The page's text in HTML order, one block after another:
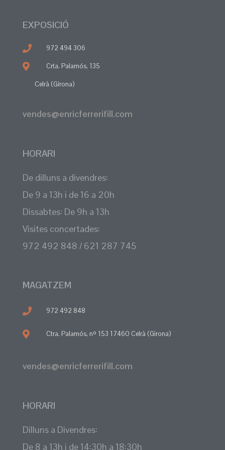
EXPOSICIÓ
972 494 306
Crta. Palamós, 135
Celrà (Girona)
vendes@enricferrerifill.com
HORARI
De dilluns a divendres:
De 9 a 13h i de 16 a 20h
Dissabtes: De 9h a 13h
Visites concertades:
972 492 848 / 621 287 745
MAGATZEM
972 492 848
Ctra. Palamós, nº 153 17460 Celrà (Girona)
vendes@enricferrerifill.com
HORARI
Dilluns a Divendres:
De 8 a 13h i de 14:30h a 18:30h